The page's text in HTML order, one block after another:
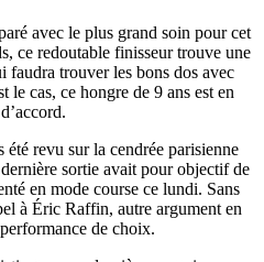
avec le plus grand soin pour cet
ce redoutable finisseur trouve une
faudra trouver les bons dos avec
le cas, ce hongre de 9 ans est en
été revu sur la cendrée parisienne
sortie avait pour objectif de
en mode course ce lundi. Sans
à Éric Raffin, autre argument en
de choix.